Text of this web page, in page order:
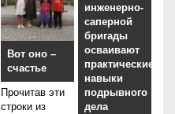
Вот оно –
счастье
Прочитав эти
строки из
инженерно-
саперной
бригады
осваивают
практические
навыки
подрывного
дела